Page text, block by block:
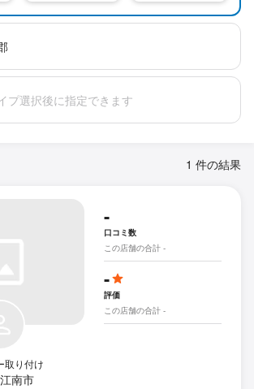
プ選択後に指定できます
1 件の結果
取り付け
南市
-
口コミ数
この店舗の合計 -
-
評価
この店舗の合計 -